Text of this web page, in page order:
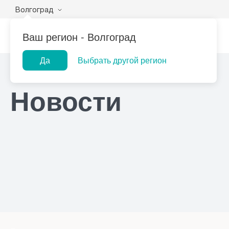
Волгоград
Ваш регион - Волгоград
Да Выбрать другой регион
Лаборатории
Центр помощи
на дому
Популярные запросы
Прием гинеколога
Главная Новости
Новости